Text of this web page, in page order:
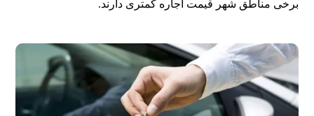
برخی مناطق شهر قیمت اجاره کمتری دارند.